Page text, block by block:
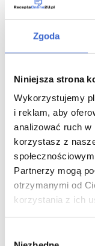
Zgoda
Niniejsza strona
Wykorzystujemy
i reklam, aby
analizować ruch
korzystasz z
Partnerzy mogą
otrzymanymi od
korzystania z ich
W razie
niepożądanych
zwrócić się do
zwykle po 6 do
Źle
Ból kości,
piersiowej
Wysypka
Ból oczu
Są to objawy
można leczyć.